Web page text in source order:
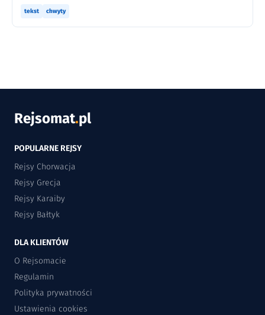
tekst chwyty
Rejsomat.pl
POPULARNE REJSY
Rejsy Chorwacja
Rejsy Grecja
Rejsy Karaiby
Rejsy Bałtyk
DLA KLIENTÓW
O Rejsomacie
Regulamin
Polityka prywatności
Ustawienia cookies